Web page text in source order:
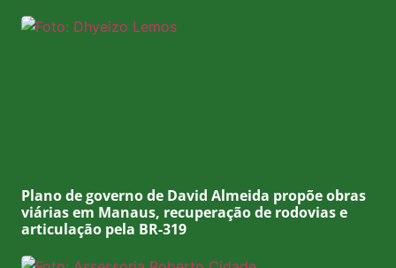
Plano de governo de David Almeida propõe obras
viárias em Manaus, recuperação de rodovias e
articulação pela BR-319